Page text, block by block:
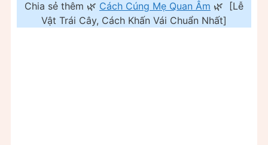
Chia sẻ thêm 🌿 Cách Cúng Mẹ Quan Âm 🌿 [Lễ
Vật Trái Cây, Cách Khấn Vái Chuẩn Nhất]